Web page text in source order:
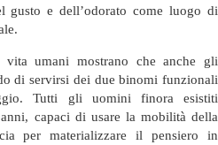
gusto e dell’odorato come luogo di
umani mostrano che anche gli
di servirsi dei due binomi funzionali
Tutti gli uomini finora esistiti
capaci di usare la mobilità della
per materializzare il pensiero in